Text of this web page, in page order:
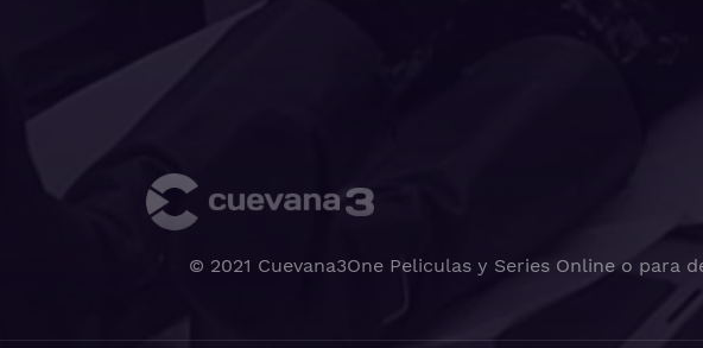
© 2021 Cuevana3One Peliculas y Series Online o para